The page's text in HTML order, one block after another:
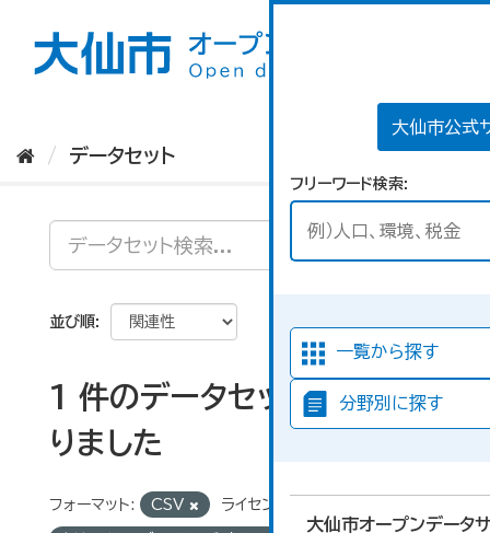
大仙市公式
フリーワード検索
一覧から探す
分野別に探す
大仙市オープンデータ
データセット
並び順
1 件のデータセットが見つか
りました
フォーマット: CSV ライセンス: